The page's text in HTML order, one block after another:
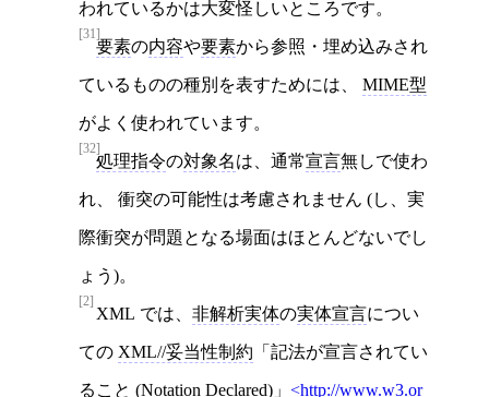
われているかは大変怪しいところです。
[31]
要素の内容や要素から参照・埋め込みされ
ているものの種別を表すためには、 MIME型
がよく使われています。
[32]
処理指令の対象名は、通常宣言無しで使わ
れ、 衝突の可能性は考慮されません (し、実
際衝突が問題となる場面はほとんどないでし
ょう)。
[2]
XML では、 非解析実体の実体宣言につい
ての XML//妥当性制約 「記法が宣言されてい
ること (Notation Declared)」 http://www.w3.or